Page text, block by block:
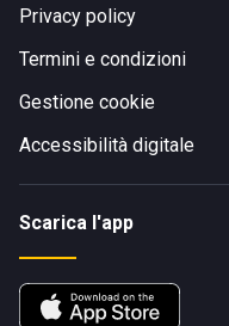
Privacy policy
Termini e condizioni
Gestione cookie
Accessibilità digitale
Scarica l'app